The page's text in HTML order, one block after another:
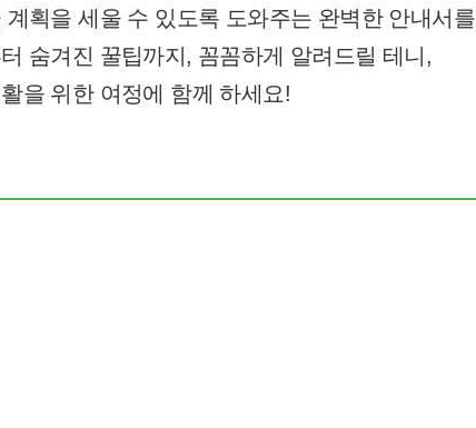
획을 세울 수 있도록 도와주는 완벽한 안내서를
숨겨진 꿀팁까지, 꼼꼼하게 알려드릴 테니,
을 위한 여정에 함께 하세요!